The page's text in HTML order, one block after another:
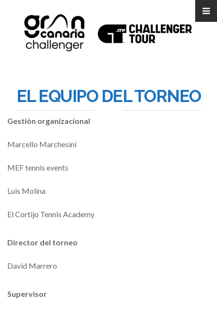
EL EQUIPO DEL TORNEO
Gestión organizacional
Marcello Marchesini
MEF tennis events
Luis Molina
El Cortijo Tennis Academy
Director del torneo
David Marrero
Supervisor